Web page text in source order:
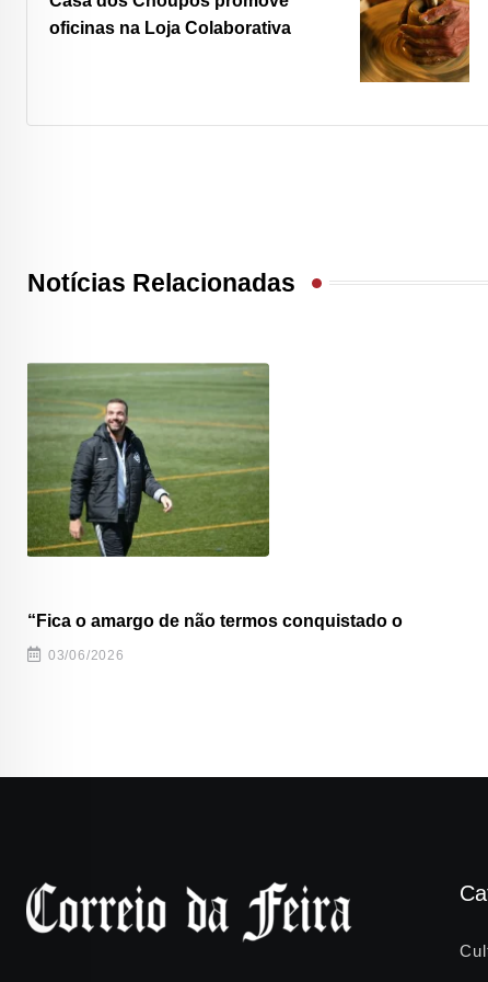
oficinas na Loja Colaborativa
Notícias Relacionadas
“Fica o amargo de não termos conquistado o
03/06/2026